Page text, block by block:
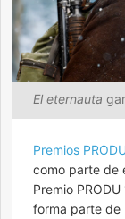
El eternauta
Premios
como parte de
Premio
forma parte de